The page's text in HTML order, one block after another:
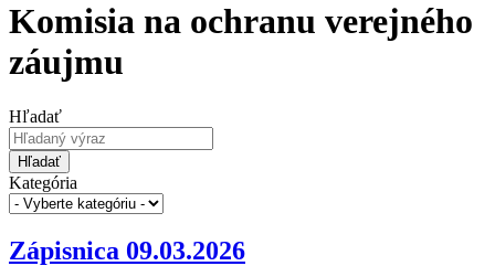
Komisia na ochranu verejného
záujmu
Hľadať
Hľadať
Kategória
Zápisnica 09.03.2026